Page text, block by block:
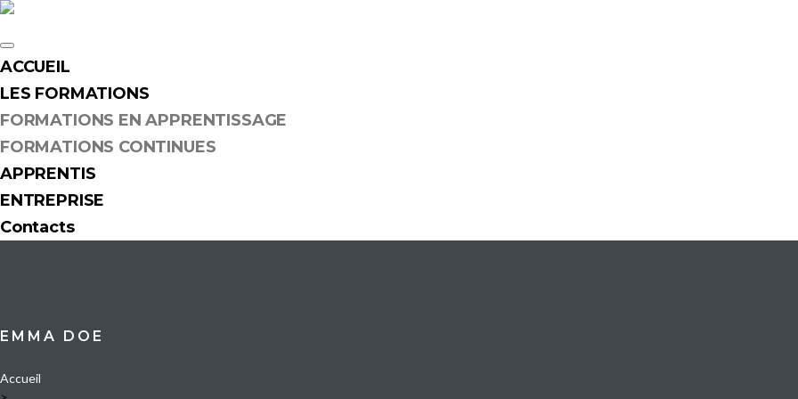
Skip
to
content
ACCUEIL
LES FORMATIONS
FORMATIONS EN APPRENTISSAGE
FORMATIONS CONTINUES
APPRENTIS
ENTREPRISE
Contacts
EMMA DOE
Accueil